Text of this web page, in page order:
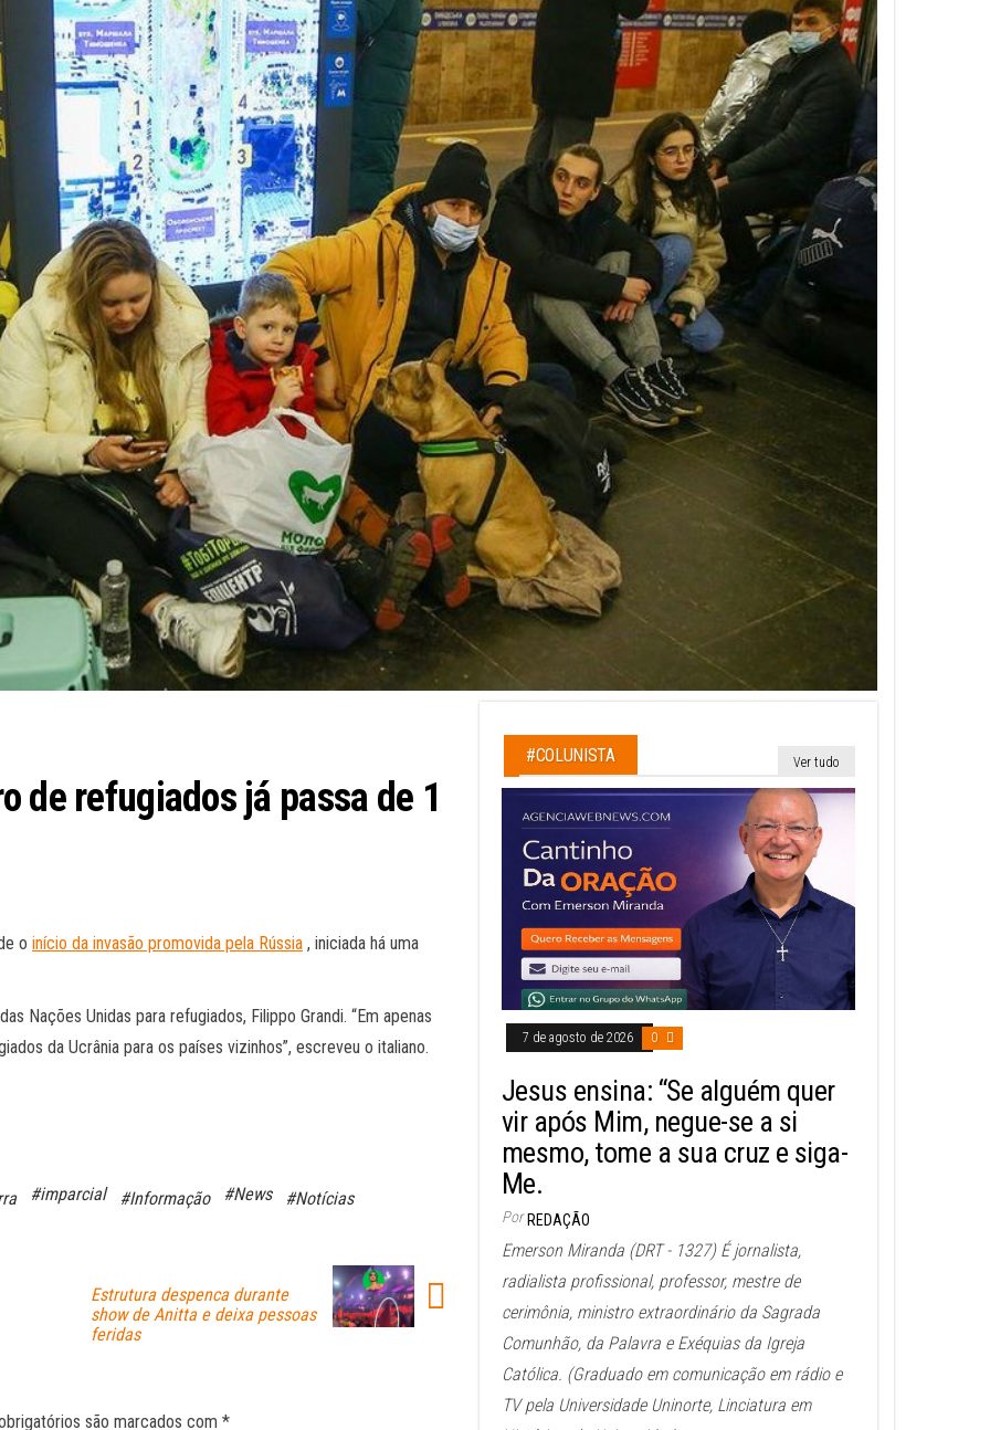
de refugiados já passa de 1
o início da invasão promovida pela Rússia , iniciada há uma
Nações Unidas para refugiados, Filippo Grandi. “Em apenas
da Ucrânia para os países vizinhos”, escreveu o italiano.
#imparcial #Informação #News #Notícias
Estrutura despenca durante
show de Anitta e deixa pessoas
feridas
são marcados com *
#COLUNISTA Ver tudo
7 de agosto de 2026 0
Jesus ensina: “Se alguém quer
vir após Mim, negue-se a si
mesmo, tome a sua cruz e siga-
Me.
Por REDAÇÃO
Emerson Miranda (DRT - 1327) É jornalista,
radialista profissional, professor, mestre de
cerimônia, ministro extraordinário da Sagrada
Comunhão, da Palavra e Exéquias da Igreja
Católica. (Graduado em comunicação em rádio e
TV pela Universidade Uninorte, Linciatura em